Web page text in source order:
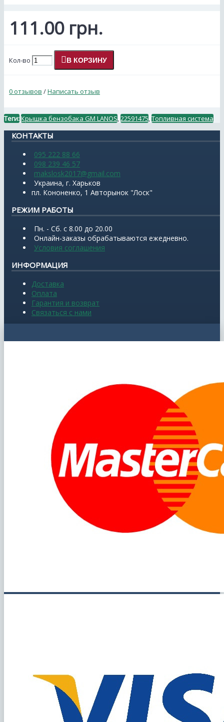
111.00 грн.
Кол-во В КОРЗИНУ
0 отзывов /Написать отзыв
Теги:Крышка бензобака GM LANOS 22591475 Топливная система
КОНТАКТЫ
095 222 88 66
098 239 46 57
makslosk2017@gmail.com
Украина, г. Харьков
пл. Кононенко, 1 Авторынок "Лоск"
РЕЖИМ РАБОТЫ
Пн. - Сб. с 8.00 до 20.00
Онлайн-заказы обрабатываются ежедневно.
Условия соглашения
ИНФОРМАЦИЯ
Доставка
Оплата
Гарантия и возврат
Связаться с нами